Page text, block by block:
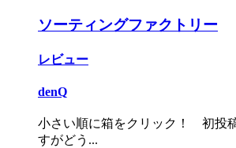
ソーティングファクトリー
レビュー
denQ
小さい順に箱をクリック！ 初投
すがどう...